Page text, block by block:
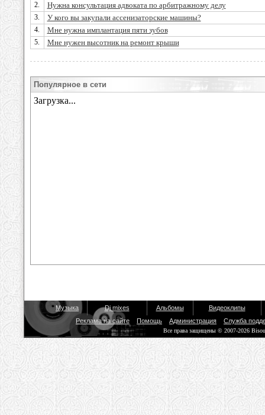
2. Нужна консультация адвоката по арбитражному делу
3. У кого вы закупали ассенизаторские машины?
4. Мне нужна имплантация пяти зубов
5. Мне нужен высотник на ремонт крыши
Популярное в сети
Музыка Dj mixes Альбомы
Видеоклипы
Реклама на сайте
Помощь Администрация Служба
Все права защищены © 2007-2026